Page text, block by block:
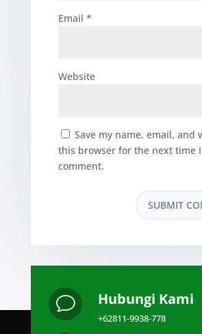
Email *
Website
Save my name, email, and
this browser for the next time I
comment.
v Hubungi Kami
+62811-9938-778